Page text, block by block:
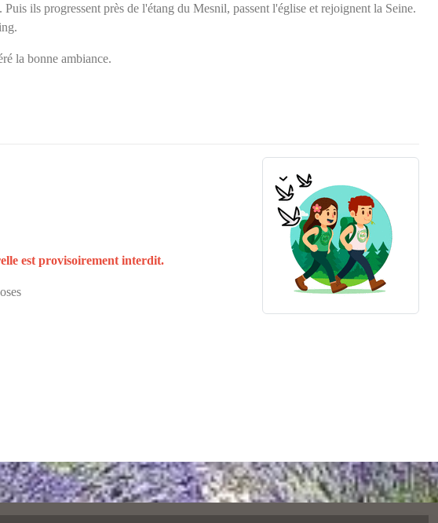
ils progressent près de l'étang du Mesnil, passent l'église et rejoignent la Seine.
la bonne ambiance.
est provisoirement interdit.